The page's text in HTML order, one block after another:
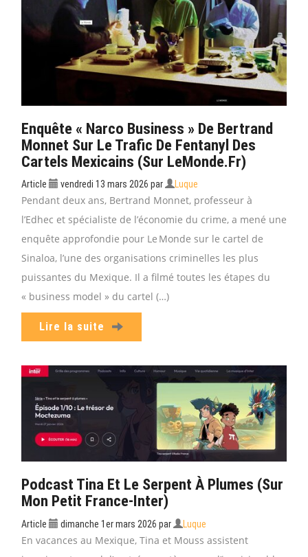
Enquête « Narco Business » De Bertrand
Monnet Sur Le Trafic De Fentanyl Des
Cartels Mexicains (sur LeMonde.fr)
Article vendredi 13 mars 2026 par Luque
Pendant deux ans, Bertrand Monnet, professeur à
l’Edhec et spécialiste de l’économie du crime, a mené une
enquête approfondie pour Le Monde sur le cartel de
Sinaloa, l’une des organisations criminelles les plus
puissantes du Mexique. Il a filmé toutes les étapes du
« business model » du cartel (…)
Lire la suite
Podcast Tina Et Le Serpent À Plumes (sur
Mon Petit France-Inter)
Article dimanche 1er mars 2026 par Luque
En vacances au Mexique, Tina et Mouss assistent